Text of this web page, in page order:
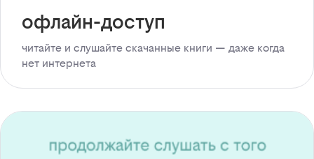
офлайн-доступ
читайте и слушайте скачанные книги — даже когда
нет интернета